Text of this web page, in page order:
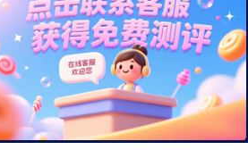
百家号
今日头条